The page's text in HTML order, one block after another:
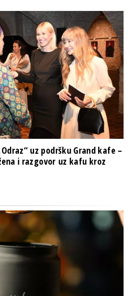
uz podršku Grand kafe –
i razgovor uz kafu kroz